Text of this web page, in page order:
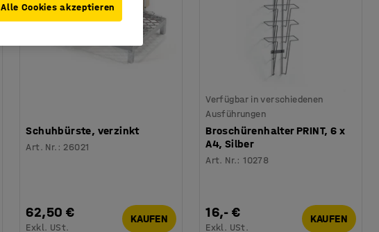
Schuhbürste, verzinkt
Art. Nr. : 26021
62,50 €
Exkl. USt.
KAUFEN
Verfügbar in verschiedenen
Ausführungen
Broschürenhalter PRINT, 6 x
A4, Silber
Art. Nr.:10278
16,- €
Exkl. USt.
KAUFEN
Alle Cookies akzeptieren